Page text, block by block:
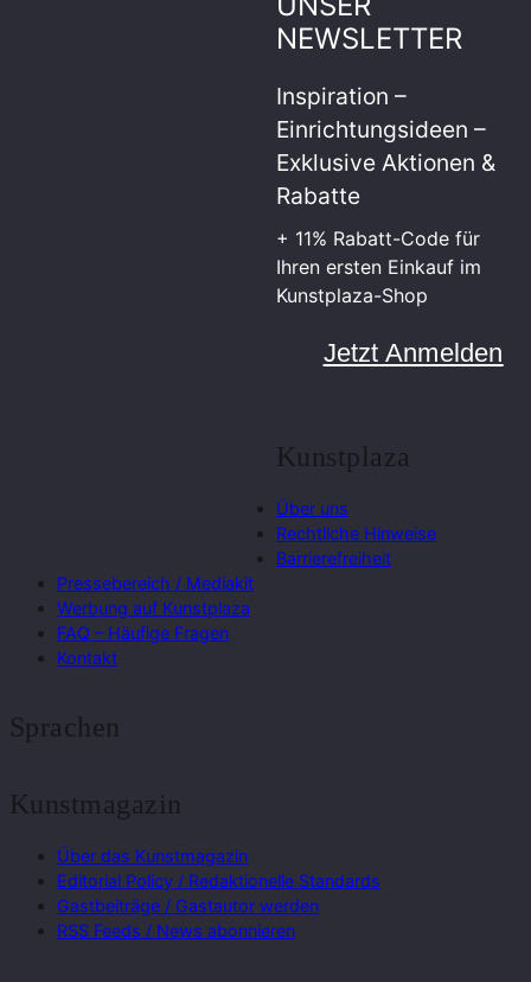
NEWSLETTER
Inspiration –
Einrichtungsideen –
Exklusive Aktionen &
Rabatte
+ 11% Rabatt-Code für
Ihren ersten Einkauf im
Kunstplaza-Shop
Jetzt Anmelden
Kunstplaza
Über uns
Rechtliche Hinweise
Barrierefreiheit
Pressebereich / Mediakit
Werbung auf Kunstplaza
FAQ – Häufige Fragen
Kontakt
Sprachen
Kunstmagazin
Über das Kunstmagazin
Editorial Policy / Redaktionelle Standards
Gastbeiträge / Gastautor werden
RSS Feeds / News abonnieren